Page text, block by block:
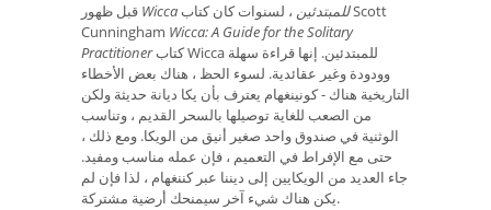
Wicca للمبتدئين ، لسنوات كان كتاب Scott
Cunningham Wicca: A Guide for the Solitary
Practitionerكتاب Wicca للمبتدئين. إنها قراءة سهلة
وودودة وغير عقائدية. لسوء الحظ ، هناك بعض الأخطاء
التاريخية هناك - كونينغهام يعترف بأن يكا ديانة حديثة ولكن
من الصعب للغاية توصيلها بالسحر القديم ، وتناسب
الوثنية في صندوق واحد صغير أنيق من الويكا. ومع ذلك ،
حتى مع الإفراط في التعميم ، فإن عمله مناسب ومفيد.
جاء العديد من الويكايين إلى ديننا عبر كننغهام ، لذا فإن لم
يكن هناك شيء آخر سيمنحك أرضية مشتركة.